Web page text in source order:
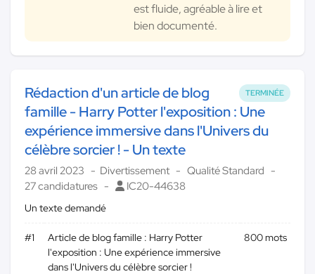
est fluide, agréable à lire et
bien documenté.
TERMINÉE
Rédaction d'un article de blog
famille - Harry Potter l'exposition : Une
expérience immersive dans l'Univers du
célèbre sorcier ! - Un texte
28 avril 2023 Divertissement
Qualité Standard
27 candidatures
IC20-44638
Un texte demandé
#1
Article de blog famille : Harry Potter
l'exposition : Une expérience immersive
dans l'Univers du célèbre sorcier !
800 mots